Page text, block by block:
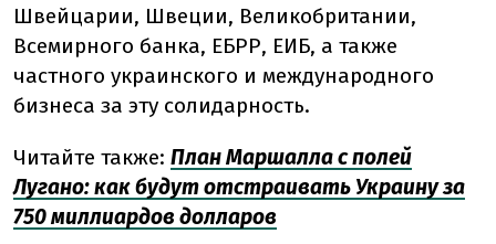
Швейцарии, Швеции, Великобритании,
Всемирного банка, ЕБРР, ЕИБ, а также
частного украинского и международного
бизнеса за эту солидарность.
Читайте также: План Маршалла с полей
Лугано: как будут отстраивать Украину за
750 миллиардов долларов